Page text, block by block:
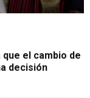
el cambio de
decisión